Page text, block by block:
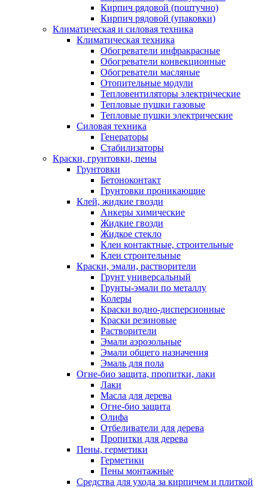
Кирпич рядовой (поштучно)
Кирпич рядовой (упаковки)
Климатическая и силовая техника
Климатическая техника
Обогреватели инфракрасные
Обогреватели конвекционные
Обогреватели масляные
Отопительные модули
Тепловентиляторы электрические
Тепловые пушки газовые
Тепловые пушки электрические
Силовая техника
Генераторы
Стабилизаторы
Краски, грунтовки, пены
Грунтовки
Бетоноконтакт
Грунтовки проникающие
Клей, жидкие гвозди
Анкеры химические
Жидкие гвозди
Жидкое стекло
Клеи контактные, строительные
Клеи строительные
Краски, эмали, растворители
Грунт универсальный
Грунты-эмали по металлу
Колеры
Краски водно-дисперсионные
Краски резиновые
Растворители
Эмали аэрозольные
Эмали общего назначения
Эмаль для пола
Огне-био защита, пропитки, лаки
Лаки
Масла для дерева
Огне-био защита
Олифа
Отбеливатели для дерева
Пропитки для дерева
Пены, герметики
Герметики
Пены монтажные
Средства для ухода за кирпичем и плиткой